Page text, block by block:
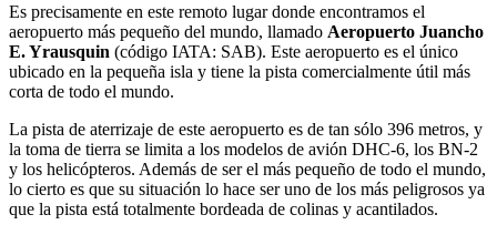
Es precisamente en este remoto lugar donde encontramos el
aeropuerto más pequeño del mundo, llamado Aeropuerto Juancho
E. Yrausquin (código IATA: SAB). Este aeropuerto es el único
ubicado en la pequeña isla y tiene la pista comercialmente útil más
corta de todo el mundo.
La pista de aterrizaje de este aeropuerto es de tan sólo 396 metros, y
la toma de tierra se limita a los modelos de avión DHC-6, los BN-2
y los helicópteros. Además de ser el más pequeño de todo el mundo,
lo cierto es que su situación lo hace ser uno de los más peligrosos ya
que la pista está totalmente bordeada de colinas y acantilados.